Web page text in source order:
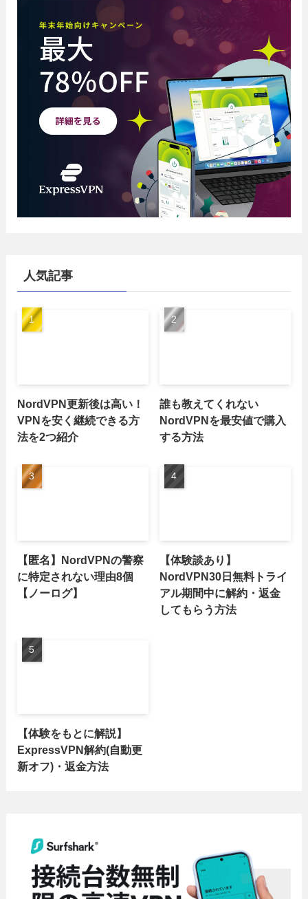
人気記事
NordVPN更新後は高い！
VPNを安く継続できる方
法を2つ紹介
誰も教えてくれない
NordVPNを最安値で購入
する方法
【匿名】NordVPNの警察
に特定されない理由8個
【ノーログ】
【体験談あり】
NordVPN30日無料トライ
アル期間中に解約・返金
してもらう方法
【体験をもとに解説】
ExpressVPN解約(自動更
新オフ)・返金方法